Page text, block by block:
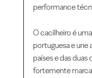
performance
O cacilheiro é
portuguesa e une
países e das duas
fortemente